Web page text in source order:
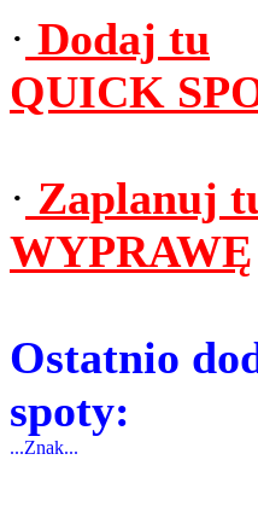
· Dodaj tu
QUICK
· Zaplanuj
WYPRAWĘ
Ostatnio
spoty:
...Znak...